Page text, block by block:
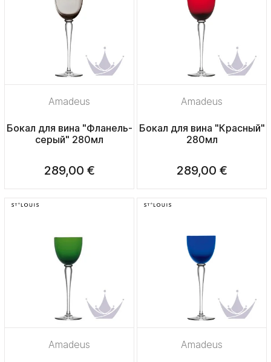
Amadeus
Бокал для вина "Фланель-
серый" 280мл
289,00 €
Amadeus
Бокал для вина "Красный"
280мл
289,00 €
Amadeus Amadeus